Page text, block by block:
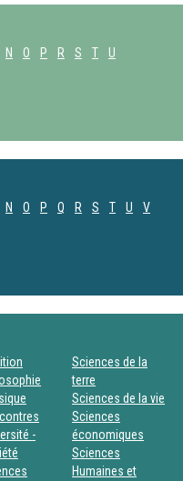
N O P R S T U
N O P Q R S T U
V
-
Sciences de la
terre
Sciences de la vie
Sciences
économiques
Sciences
Humaines et